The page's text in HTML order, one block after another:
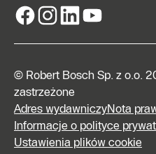
© Robert Bosch Sp. z o.o.
zastrzeżone
Adres wydawniczyNota
Informacje o polityce
Ustawienia plików cookie